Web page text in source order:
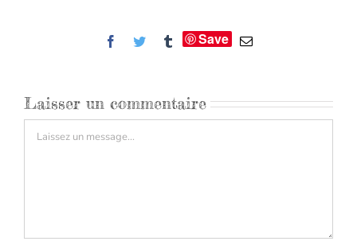
Facebook
Twitter TumblrSave Email
Laisser un commentaire